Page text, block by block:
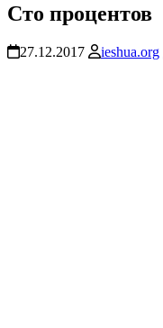
Сто процентов
27.12.2017 ieshua.org